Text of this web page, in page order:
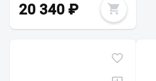
20 340 ₽